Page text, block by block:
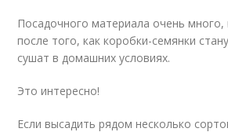
Посадочного материала очень много,
после того, как коробки-семянки
сушат в домашних условиях.
Это интересно!
Если высадить рядом несколько